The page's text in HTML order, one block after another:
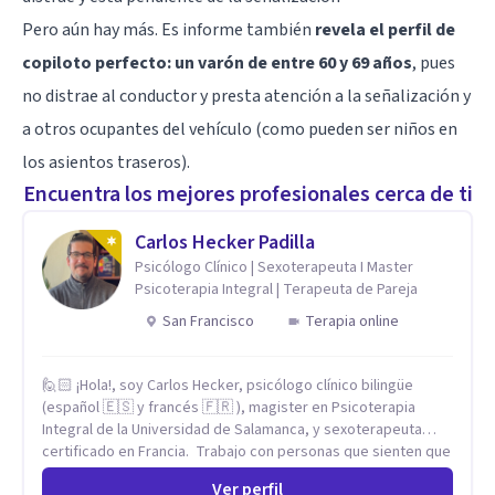
Pero aún hay más. Es informe también revela el perfil de
copiloto perfecto: un varón de entre 60 y 69 años, pues
no distrae al conductor y presta atención a la señalización y
a otros ocupantes del vehículo (como pueden ser niños en
los asientos traseros).
Encuentra los mejores profesionales cerca de ti
Carlos Hecker Padilla
Psicólogo Clínico | Sexoterapeuta I Master
Psicoterapia Integral | Terapeuta de Pareja
San Francisco
Terapia online
🙋🏻 ¡Hola!, soy Carlos Hecker, psicólogo clínico bilingüe
(español 🇪🇸 y francés 🇫🇷 ), magister en Psicoterapia
Integral de la Universidad de Salamanca, y sexoterapeuta
certificado en Francia. Trabajo con personas que sienten que
algo en su vida dejó de calzar: ansiedad que se desborda,
Ver perfil